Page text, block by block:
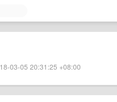
03-05 20:31:25 +08:00